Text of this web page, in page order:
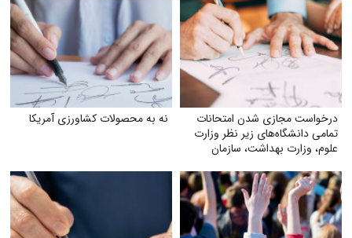
درخواست مجازی شدن امتحانات
تمامی دانشگاه‌های زیر نظر وزارت
علوم‌، وزارت بهداشت، سازمان
نه به محصولات کشاورزی آمریکا